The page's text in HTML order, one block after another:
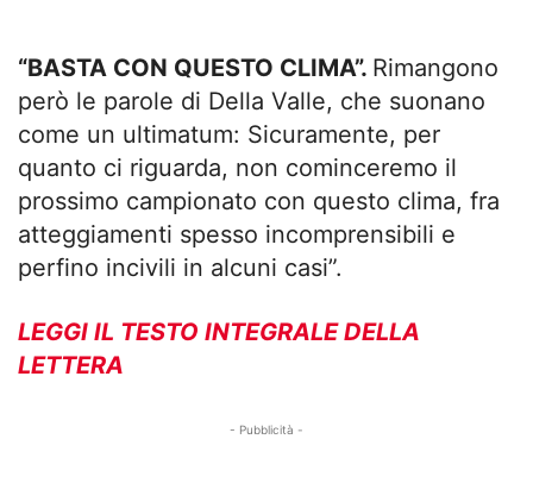
“BASTA CON QUESTO CLIMA”. Rimangono
però le parole di Della Valle, che suonano
come un ultimatum: Sicuramente, per
quanto ci riguarda, non cominceremo il
prossimo campionato con questo clima, fra
atteggiamenti spesso incomprensibili e
perfino incivili in alcuni casi”.
LEGGI IL TESTO INTEGRALE DELLA
LETTERA
- Pubblicità -